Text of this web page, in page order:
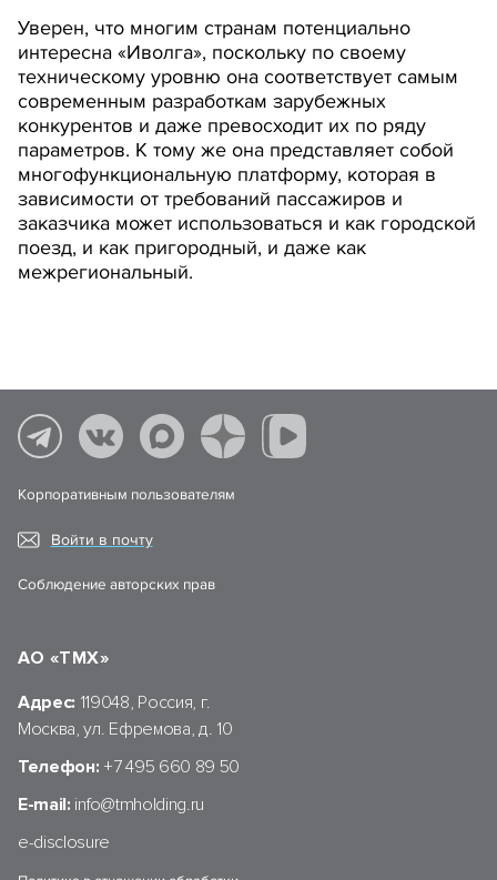
Уверен, что многим странам потенциально
интересна «Иволга», поскольку по своему
техническому уровню она соответствует самым
современным разработкам зарубежных
конкурентов и даже превосходит их по ряду
параметров. К тому же она представляет собой
многофункциональную платформу, которая в
зависимости от требований пассажиров и
заказчика может использоваться и как городской
поезд, и как пригородный, и даже как
межрегиональный.
Корпоративным пользователям
Войти в почту
Соблюдение авторских прав
АО «ТМХ»
Адрес: 119048, Россия, г.
Москва, ул. Ефремова, д. 10
Телефон: +7 495 660 89 50
E-mail: info@tmholding.ru
e-disclosure